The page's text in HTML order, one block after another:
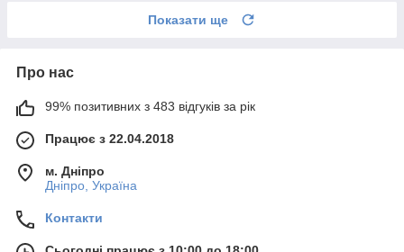
Показати ще
Про нас
99% позитивних з 483 відгуків за рік
Працює з 22.04.2018
м. Дніпро
Дніпро, Україна
Контакти